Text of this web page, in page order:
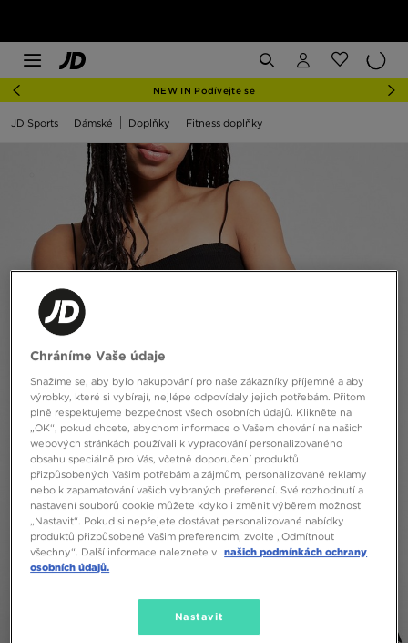
NEW IN Podívejte se
JD Sports Dámské Doplňky Fitness doplňky
Chráníme Vaše údaje
Snažíme se, aby bylo nakupování pro naše zákazníky příjemné a aby
výrobky, které si vybírají, nejlépe odpovídaly jejich potřebám. Přitom
plně respektujeme bezpečnost všech osobních údajů. Klikněte na
„OK“, pokud chcete, abychom informace o Vašem chování na našich
webových stránkách používali k vypracování personalizovaného
obsahu speciálně pro Vás, včetně doporučení produktů
přizpůsobených Vašim potřebám a zájmům, personalizované reklamy
nebo k zapamatování vašich vybraných preferencí. Své rozhodnutí a
nastavení souborů cookie můžete kdykoli změnit výběrem možnosti
„Nastavit“. Pokud si nepřejete dostávat personalizované nabídky
produktů přizpůsobené Vašim preferencím, zvolte „Odmítnout
všechny“. Další informace naleznete v našich podmínkách ochrany
osobních údajů.
Nastavit